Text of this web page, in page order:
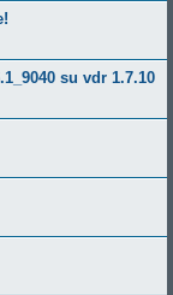
su vdr 1.7.10